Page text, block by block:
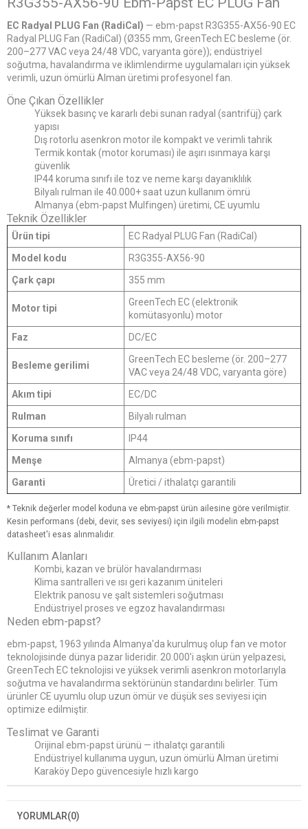
EC Radyal PLUG Fan (RadiCal) — ebm-papst R3G355-AX56-90 EC
Radyal PLUG Fan (RadiCal) (Ø355 mm, GreenTech EC besleme (ör.
200–277 VAC veya 24/48 VDC, varyanta göre)); endüstriyel
soğutma, havalandırma ve iklimlendirme uygulamaları için yüksek
verimli, uzun ömürlü Alman üretimi profesyonel fan.
Öne Çıkan Özellikler
Yüksek basınç ve kararlı debi sunan radyal (santrifüj) çark
yapısı
Dış rotorlu asenkron motor ile kompakt ve verimli tahrik
Termik kontak (motor koruması) ile aşırı ısınmaya karşı
güvenlik
IP44 koruma sınıfı ile toz ve neme karşı dayanıklılık
Bilyalı rulman ile 40.000+ saat uzun kullanım ömrü
Almanya (ebm-papst Mulfingen) üretimi, CE uyumlu
Teknik Özellikler
Ürün tipi
EC Radyal PLUG Fan (RadiCal)
Model kodu
R3G355-AX56-90
Çark çapı
355 mm
Motor tipi
GreenTech EC (elektronik
komütasyonlu) motor
Faz
DC/EC
Besleme gerilimi
GreenTech EC besleme (ör. 200–277
VAC veya 24/48 VDC, varyanta göre)
Akım tipi
EC/DC
Rulman
Bilyalı rulman
Koruma sınıfı
IP44
Menşe
Almanya (ebm-papst)
Garanti
Üretici / ithalatçı garantili
* Teknik değerler model koduna ve ebm-papst ürün ailesine göre verilmiştir.
Kesin performans (debi, devir, ses seviyesi) için ilgili modelin ebm-papst
datasheet'i esas alınmalıdır.
Kullanım Alanları
Kombi, kazan ve brülör havalandırması
Klima santralleri ve ısı geri kazanım üniteleri
Elektrik panosu ve şalt sistemleri soğutması
Endüstriyel proses ve egzoz havalandırması
Neden ebm-papst?
ebm-papst, 1963 yılında Almanya'da kurulmuş olup fan ve motor
teknolojisinde dünya pazar lideridir. 20.000'i aşkın ürün yelpazesi,
GreenTech EC teknolojisi ve yüksek verimli asenkron motorlarıyla
soğutma ve havalandırma sektörünün standardını belirler. Tüm
ürünler CE uyumlu olup uzun ömür ve düşük ses seviyesi için
optimize edilmiştir.
Teslimat ve Garanti
Orijinal ebm-papst ürünü — ithalatçı garantili
Endüstriyel kullanıma uygun, uzun ömürlü Alman üretimi
Karaköy Depo güvencesiyle hızlı kargo
YORUMLAR(0)